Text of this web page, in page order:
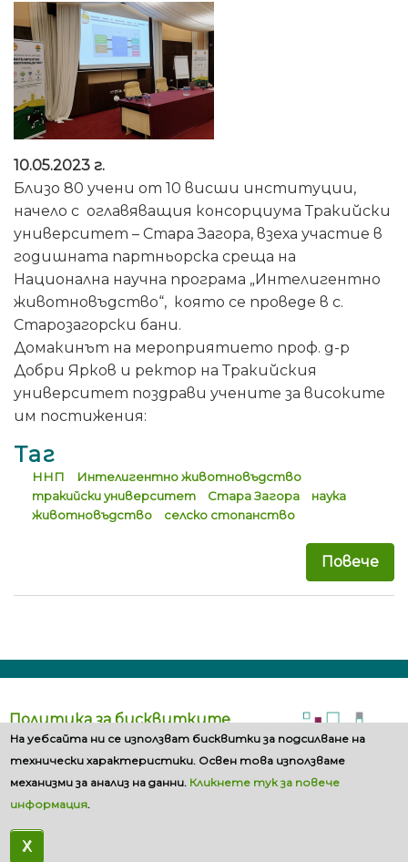
10.05.2023 г.
Близо 80 учени от 10 висши институции,
начело с оглавяващия консорциума Тракийски
университет – Стара Загора, взеха участие в
годишната партньорска среща на
Национална научна програма „Интелигентно
животновъдство“, която се проведе в с.
Старозагорски бани.
Домакинът на мероприятието проф. д-р
Добри Ярков и ректор на Тракийския
университет поздрави учените за високите
им постижения:
Таг
ННП
Интелигентно животновъдство
тракийски университет
Стара Загора
наука
животновъдство
селско стопанство
Повече
Политика за бисквитките
На уебсайта ни се използват бисквитки за подсилване на
технически характеристики. Освен това използваме
механизми за анализ на данни. Кликнете тук за повече
информация.
X